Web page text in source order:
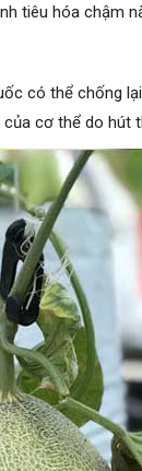
tiêu hóa chậm
có thể chống
cơ thể do hút